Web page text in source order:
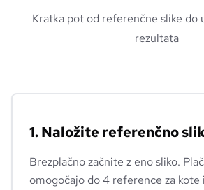
Kratka pot od referenčne slike do
rezultata
1. Naložite referenčno
Brezplačno začnite z eno sliko.
omogočajo do 4 reference za kote